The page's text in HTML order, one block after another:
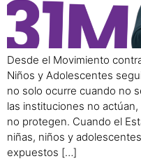
Desde el Movimiento
Niños y Adolescentes
no solo ocurre cuando no
las instituciones no
no protegen. Cuando el
niñas, niños y
expuestos […]